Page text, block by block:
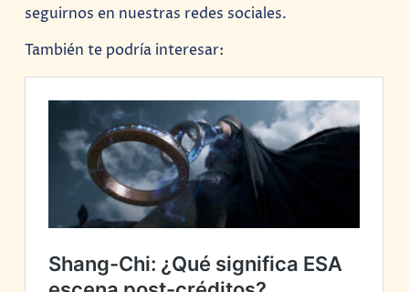
seguirnos en nuestras redes sociales.
También te podría interesar: